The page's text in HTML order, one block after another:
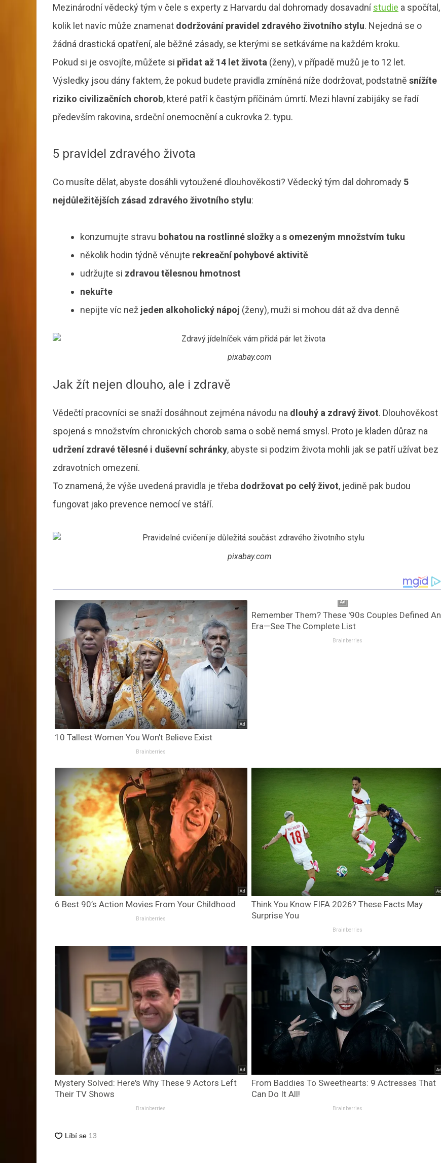
Mezinárodní vědecký tým v čele s experty z Harvardu dal dohromady dosavadnístudie a spočítal,
kolik let navíc může znamenat dodržování pravidel zdravého životního stylu. Nejedná se o
žádná drastická opatření, ale běžné zásady, se kterými se setkáváme na každém kroku.
Pokud si je osvojíte, můžete si přidat až 14 let života (ženy), v případě mužů je to 12 let.
Výsledky jsou dány faktem, že pokud budete pravidla zmíněná níže dodržovat, podstatně snížíte
riziko civilizačních chorob, které patří k častým příčinám úmrtí. Mezi hlavní zabijáky se řadí
především rakovina, srdeční onemocnění a cukrovka 2. typu.
5 pravidel zdravého života
Co musíte dělat, abyste dosáhli vytoužené dlouhověkosti? Vědecký tým dal dohromady 5
nejdůležitějších zásad zdravého životního stylu:
konzumujte stravu bohatou na rostlinné složky a s omezeným množstvím tuku
několik hodin týdně věnujte rekreační pohybové aktivitě
udržujte si zdravou tělesnou hmotnost
nekuřte
nepijte víc než jeden alkoholický nápoj (ženy), muži si mohou dát až dva denně
pixabay.com
Jak žít nejen dlouho, ale i zdravě
Vědečtí pracovníci se snaží dosáhnout zejména návodu na dlouhý a zdravý život. Dlouhověkost
spojená s množstvím chronických chorob sama o sobě nemá smysl. Proto je kladen důraz na
udržení zdravé tělesné i duševní schránky, abyste si podzim života mohli jak se patří užívat bez
zdravotních omezení.
To znamená, že výše uvedená pravidla je třeba dodržovat po celý život, jedině pak budou
fungovat jako prevence nemocí ve stáří.
pixabay.com
10 Tallest Women You Won't Believe Exist
Brainberries
Remember Them? These '90s Couples Defined An
Era—See The Complete List
Brainberries
6 Best 90’s Action Movies From Your Childhood
Brainberries
Think You Know FIFA 2026? These Facts May
Surprise You
Brainberries
Mystery Solved: Here's Why These 9 Actors Left
Their TV Shows
Brainberries
From Baddies To Sweethearts: 9 Actresses That
Can Do It All!
Brainberries